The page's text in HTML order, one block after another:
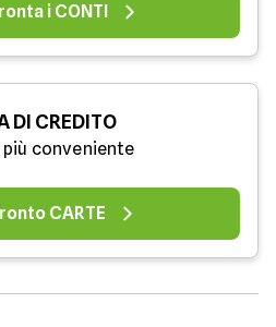
i CONTI
DI CREDITO
più conveniente
CARTE